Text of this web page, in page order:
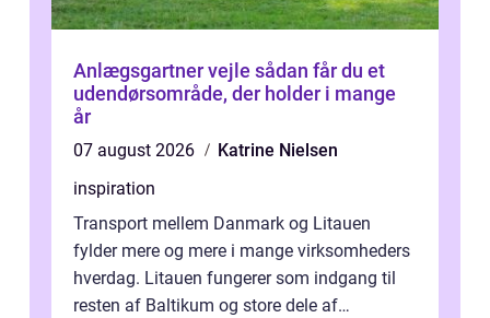
Anlægsgartner vejle sådan får du et
udendørsområde, der holder i mange
år
07 august 2026
Katrine Nielsen
inspiration
Transport mellem Danmark og Litauen
fylder mere og mere i mange virksomheders
hverdag. Litauen fungerer som indgang til
resten af Baltikum og store dele af